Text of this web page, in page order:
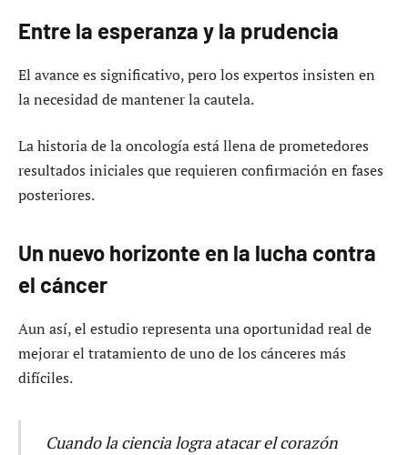
Entre la esperanza y la prudencia
El avance es significativo, pero los expertos insisten en
la necesidad de mantener la cautela.
La historia de la oncología está llena de prometedores
resultados iniciales que requieren confirmación en fases
posteriores.
Un nuevo horizonte en la lucha contra
el cáncer
Aun así, el estudio representa una oportunidad real de
mejorar el tratamiento de uno de los cánceres más
difíciles.
Cuando la ciencia logra atacar el corazón